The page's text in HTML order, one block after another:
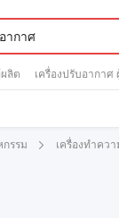
ลิต เครื่องปรับอากาศ
รรม เครื่องทำคว